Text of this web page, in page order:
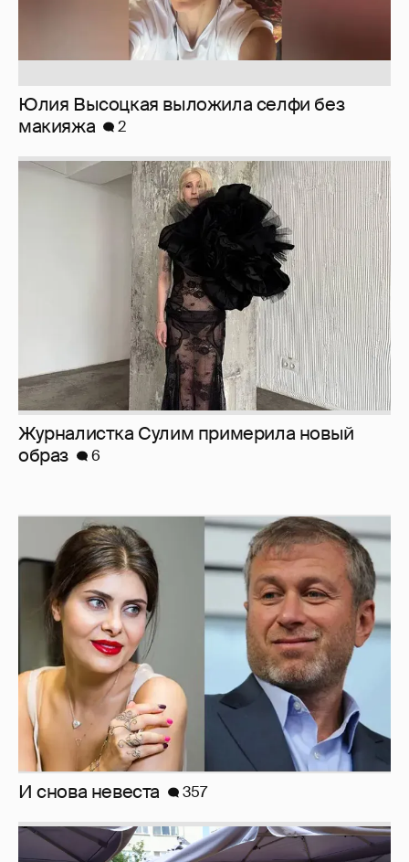
Юлия Высоцкая выложила селфи без
макияжа
2
Журналистка Сулим примерила новый
образ
6
И снова невеста 357